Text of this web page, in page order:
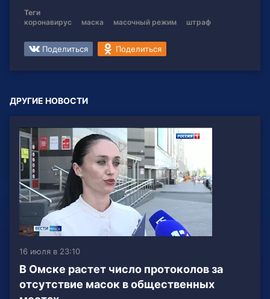
Теги
коронавирус
маска масочный режим штраф
Поделиться Поделиться
ДРУГИЕ НОВОСТИ
16 июля в 23:10
В Омске растет число протоколов за
отсутствие масок в общественных